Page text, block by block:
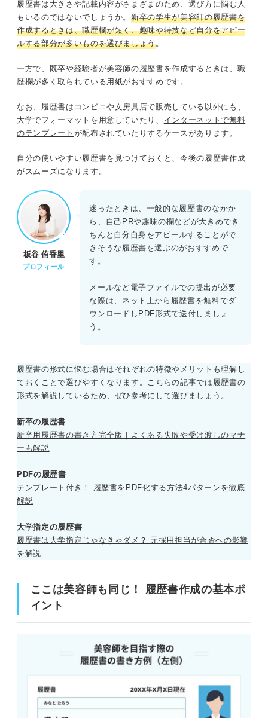
履歴書は大きさや記載内容がさまざまのため、選び方に悩む人
もいるのではないでしょうか。新卒の学生が美容師の履歴書を
作成するときは、職歴欄が短く、趣味や特技など自分をアピー
ルする部分が多いものを選びましょう。
一方で、既卒や経験者が美容師の履歴書を作成するときは、職
歴欄が多く取られている用紙がおすすめです。
なお、履歴書はコンビニや文房具店で販売している以外にも、
大学でフォーマットを用意していたり、 インターネットで無料
のテンプレート が配布されていたりするケースがあります。
自分の使いやすい履歴書を見つけておくと、今後の履歴書作成
がスムーズになります。
板谷 侑香里
プロフィール
迷ったときは、一般的な履歴書のなかか
ら、自己PRや趣味の欄などが大きめでき
ちんと自分自身をアピールすることがで
きそうな履歴書を選ぶのがおすすめで
す。
メールなど電子ファイルでの提出が必要
な際は、ネット上から履歴書を無料でダ
ウンロードしPDF形式で送付しましょ
う。
履歴書の形式に悩む場合はそれぞれの特徴やメリットも理解し
ておくことで選びやすくなります。こちらの記事では履歴書の
形式を解説しているため、ぜひ参考にして選びましょう。
新卒の履歴書
新卒用履歴書の書き方完全版｜よくある失敗や受け渡しのマナ
ーも解説
PDFの履歴書
テンプレート付き！ 履歴書をPDF化する方法4パターンを徹底
解説
大学指定の履歴書
履歴書は大学指定じゃなきゃダメ？ 元採用担当が合否への影響
を解説
ここは美容師も同じ！ 履歴書作成の基本ポ
イント
基本はリクルートスーツが無難
写真は撮影後3カ月以内かつ今の雰囲気に近いものを用意する
おしゃれに見せたくても派手なメイクは控える
ヘアスタイルは奇抜さより清潔感を意識する
応募先に指示されたら全身写真も用意する
就活のプロが解説！ 美容師の履歴書で採用担当者を惹き
つけるコツ
細かい点も評価の対象！ 美容師の履歴書を提出方法と注
意点
郵送：送付状を添える
メール：件名や内容の抜け漏れに注意する
手渡し：志望先の忙しい時間を避ける
書類選考突破後も油断は禁物！ 美容師の面接で意識すべ
ヘアスタイルは清潔感とトレンドを意識する
メイクやネイルはナチュラルな印象にする
私服指定ならサロンの雰囲気に合わせるのがおすすめ
美容師の夢をかなえよう！ 就活のプロによる履歴書のよ
美容師の履歴書の作成方法をマスターして書類選考突破を